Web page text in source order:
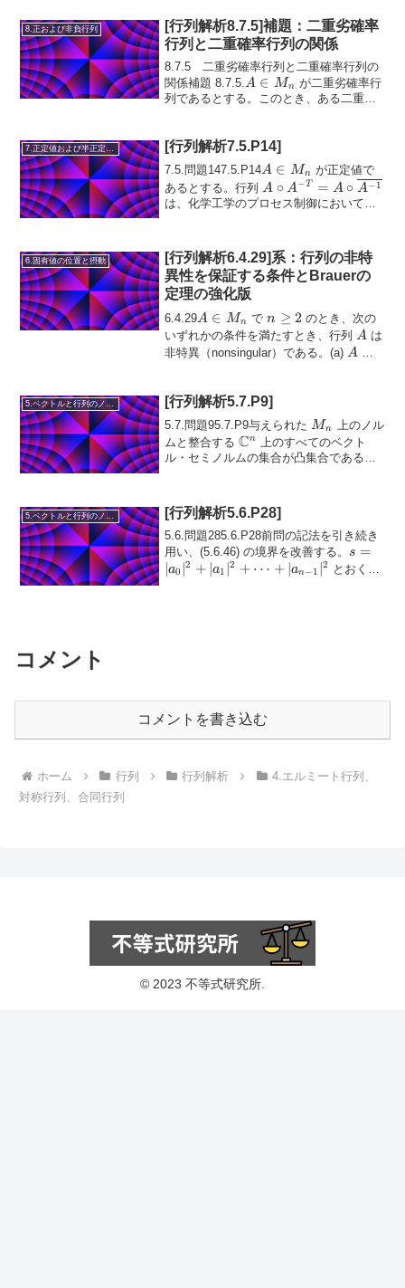
\in
M_n
値であるとする。こ...
8.正および非負行列
[行列解析8.7.5]補題：二重劣確率
行列と二重確率行列の関係
8.7.5 二重劣確率行列と二重確率行列の
関係補題 8.7.5. A
\in
A ∈ Mn が二重劣確率行
列であるとする。このとき、ある二重確
M_n
7.正定値および半正定値行列 [行列解析7.5.P14]
7.5.問題147.5.P14A
\in
M_n
A ∈ Mn が正定値で
あるとする。行列A \circ A^{-T} =
A \circ
A ∘ A−T = A ∘ A−1
は、化学工学のプロセス制御において
6.固有値の位置と摂動
[行列解析6.4.29]系：行列の非特
異性を保証する条件とBrauerの
定理の強化版
6.4.29A
\in
M_n
A ∈ Mn でn
\ge
2
n ≥ 2 のとき、次の
いずれかの条件を満たすとき、行列 A
A は
非特異（nonsingular）である。(a) A
A
5.ベクトルと行列のノルム [行列解析5.7.P9]
5.7.問題95.7.P9与えられたM_n
Mn 上のノル
ムと整合する\mathbb{C}^n
Cn 上のすべてのベクト
ル・セミノルムの集合が凸集合であるこ
5.ベクトルと行列のノルム [行列解析5.6.P28]
5.6.問題285.6.P28前問の記法を引き続き
用い、(5.6.46) の境界を改善する。 s =
|a_0|^2
s =
∣a0 ∣2 + ∣a1 ∣2 + ⋯ + ∣an−1 ∣2
とおく。
コメント
コメントを書き込む
ホーム 行列 行列解析
4.エルミート行列、
対称行列、合同行列
© 2023 不等式研究所.